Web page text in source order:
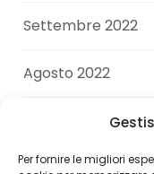
Per fornire le migliori
Settembre 2022
Agosto 2022
Giugno 2022